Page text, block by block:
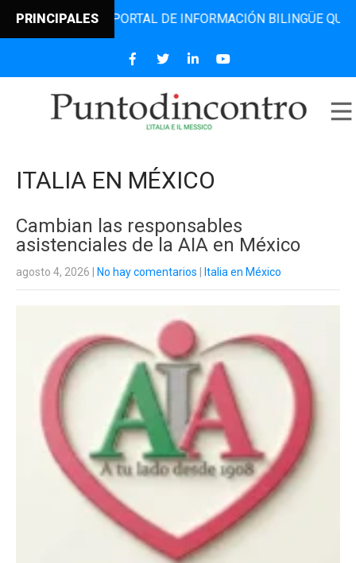
PRINCIPALES
PORTAL DE INFORMACIÓN BILINGÜE QUE DESDE 2006
ITALIA EN MÉXICO
Cambian las responsables
asistenciales de la AIA en México
agosto 4, 2026 No hay comentarios Italia en México